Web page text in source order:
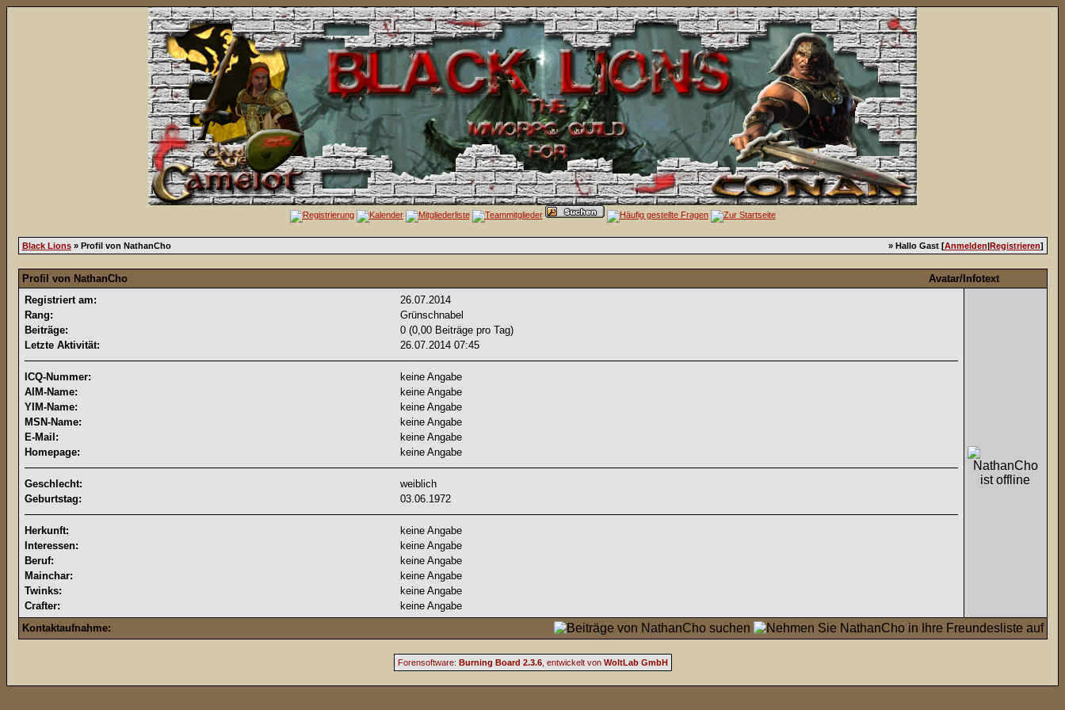
Black Lions» Profil von NathanCho » Hallo Gast [Anmelden|Registrieren]
Profil von NathanCho
Avatar/Infotext
Registriert am:
26.07.2014
Rang:
Grünschnabel
Beiträge:
0 (0,00 Beiträge pro Tag)
Letzte Aktivität:
26.07.2014 07:45
ICQ-Nummer:
keine Angabe
AIM-Name:
keine Angabe
YIM-Name:
keine Angabe
MSN-Name:
keine Angabe
E-Mail:
keine Angabe
Homepage:
keine Angabe
Geschlecht:
weiblich
Geburtstag:
03.06.1972
Herkunft:
keine Angabe
Interessen:
keine Angabe
Beruf:
keine Angabe
Mainchar:
keine Angabe
Twinks:
keine Angabe
Crafter:
keine Angabe
Kontaktaufnahme:
Forensoftware: Burning Board 2.3.6, entwickelt von WoltLab GmbH